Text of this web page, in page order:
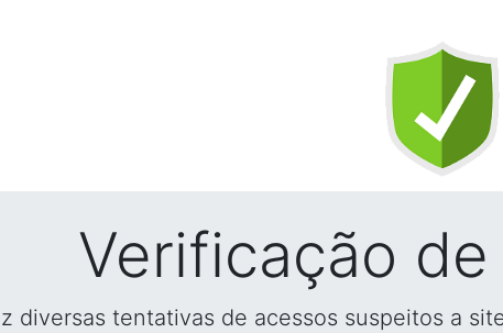
Verificação
diversas tentativas de acessos suspeitos a